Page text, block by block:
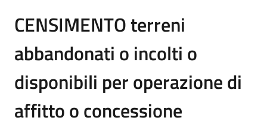
CENSIMENTO terreni
abbandonati o incolti o
disponibili per operazione di
affitto o concessione